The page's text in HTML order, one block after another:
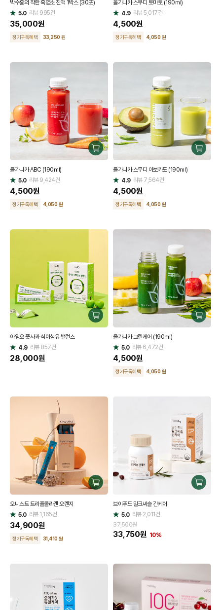
박수홍의 착한 흑염소 진액 1박스 (30포)
별
점
5.0 리뷰995건
35,000원
정기구독혜택 33,250 원
올가니카 스무디 토마토 (190㎖)
별
점
4.9 리뷰5,017건
4,500원
정기구독혜택 4,050 원
구
매
올가니카 ABC (190㎖)
별
점
5.0 리뷰9,424건
4,500원
정기구독혜택 4,050 원
구
매
올가니카 스무디 아보카도 (190㎖)
별
점
4.9 리뷰7,564건
4,500원
정기구독혜택 4,050 원
구
매
아임오 풋사과 식이섬유 밸런스
별
점
4.9 리뷰857건
28,000원
구
매
올가니카 그린케어 (190㎖)
별
점
5.0 리뷰6,472건
4,500원
정기구독혜택 4,050 원
구
매
오니스트 트리플콜라겐 오렌지
별
점
5.0 리뷰1,165건
34,900원
정기구독혜택 31,410 원
구
브이푸드 밀크씨슬 간케어
별
점
5.0 리뷰2,011건
37,500원
33,750원 10%